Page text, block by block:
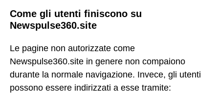
Come gli utenti finiscono su
Newspulse360.site
Le pagine non autorizzate come
Newspulse360.site in genere non compaiono
durante la normale navigazione. Invece, gli utenti
possono essere indirizzati a esse tramite: